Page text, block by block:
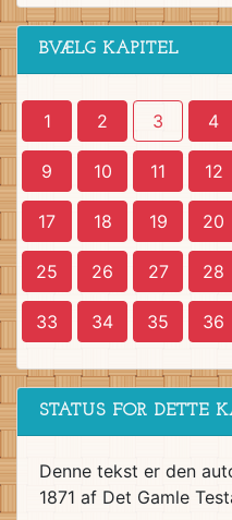
BVÆLG KAPITEL
1 2 3 4
9 10 11 12
17 18 19 20
25 26 27 28
33 34 35 36
STATUS FOR DETTE
Denne tekst er den
1871 af Det Gamle